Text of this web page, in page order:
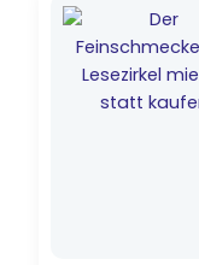
Preis
war:
Preis
ist:
2,20